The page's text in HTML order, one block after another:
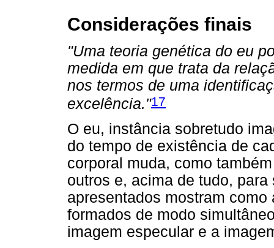
Considerações finais
"Uma teoria genética do eu
medida em que trata da
nos termos de uma
excelência."17
O eu, instância sobretudo
do tempo de existência de
corporal muda, como
outros e, acima de tudo,
apresentados mostram
formados de modo
imagem especular e a